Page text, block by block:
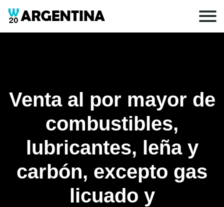
Venta al por mayor de
combustibles,
lubricantes, leña y
carbón, excepto gas
licuado y